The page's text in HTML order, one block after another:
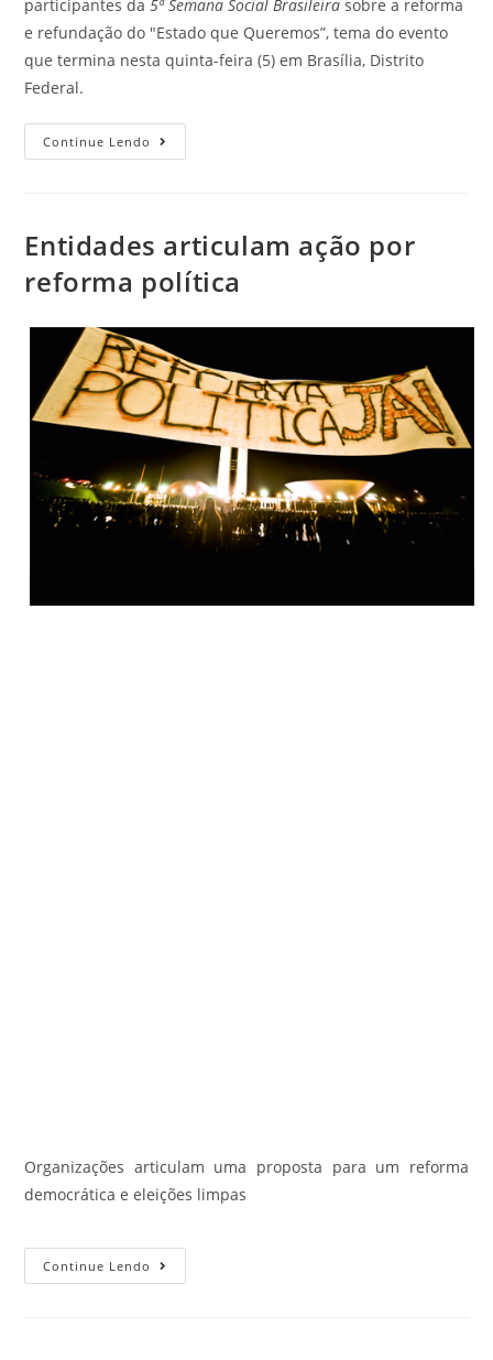
participantes da5ª Semana Social Brasileira sobre a reforma
e refundação do "Estado que Queremos”, tema do evento
que termina nesta quinta-feira (5) em Brasília, Distrito
Federal.
Continue Lendo
Entidades articulam ação por
reforma política
Organizações articulam uma proposta para um reforma
democrática e eleições limpas
Continue Lendo